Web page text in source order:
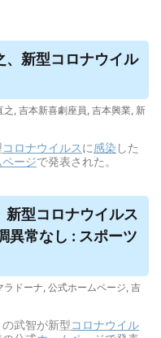
、新型コロナウイル
之 , 吉本新喜劇座員, 吉本興業, 新
コロナウイルスに感染 した
ージで発表された。
新型コロナウイルス
異常なし : スポーツ
ラドーナ, 公式ホームページ, 吉
武智が新型コロナウイル